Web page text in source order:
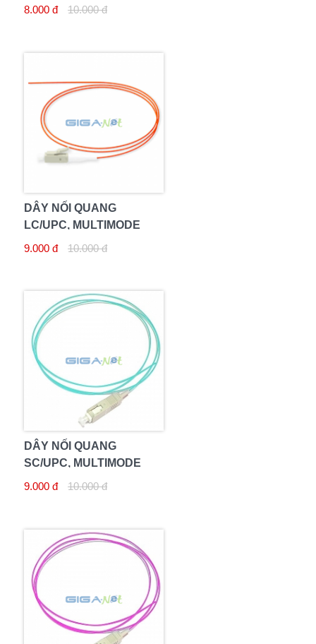
8.000 đ
10.000 đ
DÂY NỐI QUANG
LC/UPC, MULTIMODE
9.000 đ
10.000 đ
DÂY NỐI QUANG
SC/UPC, MULTIMODE
OM3
9.000 đ 10.000 đ